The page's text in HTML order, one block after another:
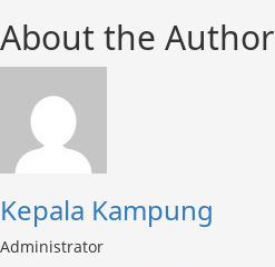
About the Author
Kepala Kampung
Administrator